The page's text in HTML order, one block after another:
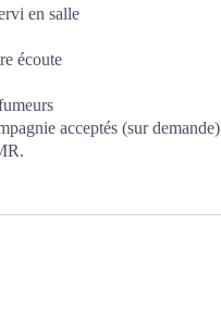
en salle
écoute
acceptés (sur demande)